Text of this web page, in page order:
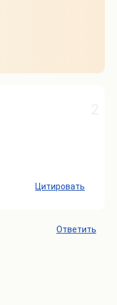
Цитировать
Ответить